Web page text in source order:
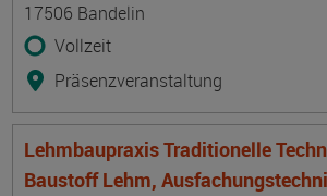
17506 Bandelin
Vollzeit
Präsenzveranstaltung
Lehmbaupraxis Traditionelle
Baustoff Lehm,